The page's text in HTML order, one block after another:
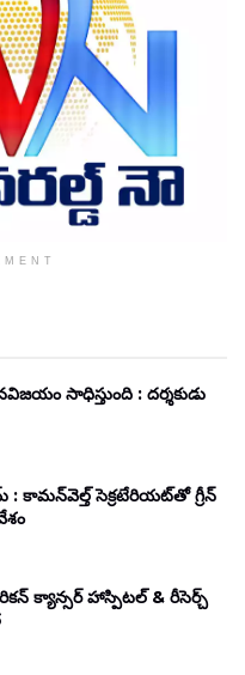
సాధిస్తుంది : దర్శకుడు
: కామన్‌వెల్త్ సెక్రటేరియట్‌తో గ్రీన్
క్యాన్సర్ హాస్పిటల్ & రీసెర్చ్